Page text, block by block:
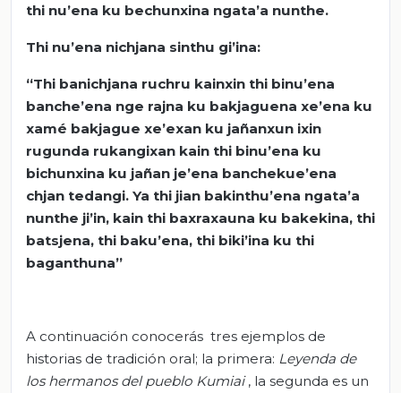
thi nu’ena ku bechunxina ngata’a nunthe.
Thi nu’ena nichjana sinthu gi’ina:
“Thi banichjana ruchru kainxin thi binu’ena
banche’ena nge rajna ku bakjaguena xe’ena ku
xamé bakjague xe’exan ku jañanxun ixin
rugunda rukangixan kain thi binu’ena ku
bichunxina ku jañan je’ena banchekue’ena
chjan tedangi. Ya thi jian bakinthu’ena ngata’a
nunthe ji’in, kain thi baxraxauna ku bakekina, thi
batsjena, thi baku’ena, thi biki’ina ku thi
baganthuna”
A continuación conocerás tres ejemplos de
historias de tradición oral; la primera: Leyenda de
los hermanos del pueblo Kumiai, la segunda es un